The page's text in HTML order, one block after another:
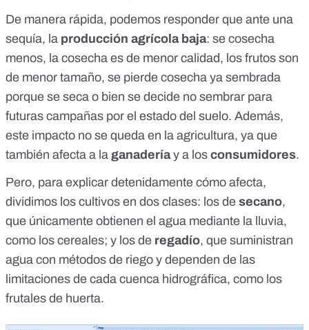
De manera rápida, podemos responder que ante una
sequía, la producción agrícola baja: se cosecha
menos, la cosecha es de menor calidad, los frutos son
de menor tamaño, se pierde cosecha ya sembrada
porque se seca o bien se decide no sembrar para
futuras campañas por el estado del suelo. Además,
este impacto no se queda en la agricultura, ya que
también afecta a la ganaderíay a los consumidores.
Pero, para explicar detenidamente cómo afecta,
dividimos los cultivos en dos clases: los de secano,
que únicamente obtienen el agua mediante la lluvia,
como los cereales; y los de regadío, que suministran
agua con métodos de riego y dependen de las
limitaciones de cada cuenca hidrográfica, como los
frutales de huerta.